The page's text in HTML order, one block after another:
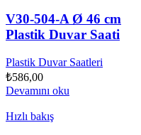
V30-504-A Ø 46 cm
Plastik Duvar Saati
Plastik Duvar Saatleri
₺586,00
Devamını oku
Hızlı bakış